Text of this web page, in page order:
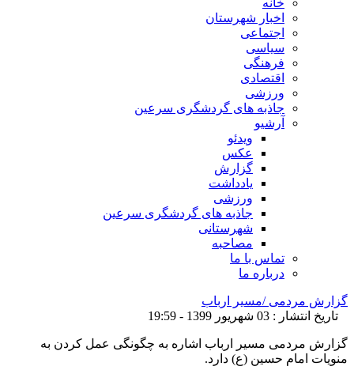
خانه
اخبار شهرستان
اجتماعی
سیاسی
فرهنگی
اقتصادی
ورزشی
جاذبه های گردشگری سرعین
آرشیو
ویدئو
عکس
گزارش
یادداشت
ورزشی
جاذبه های گردشگری سرعین
شهرستانی
مصاحبه
تماس با ما
درباره ما
گزارش مردمی /مسیر ارباب
تاریخ انتشار : 03 شهریور 1399 - 19:59
گزارش مردمی مسیر ارباب اشاره به چگونگی عمل کردن به
منویات امام حسین (ع) دارد.